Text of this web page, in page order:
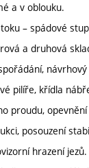
a v oblouku.
– spádové
a druhová
pilíře, křídla
proudu,
posouzení
hrazení jezů.